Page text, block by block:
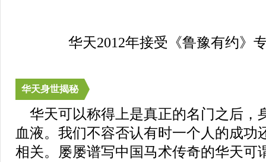
华天2012年接受《鲁豫有约》
华天身世揭秘
华天可以称得上是真正的名门之后，
血液。我们不容否认有时一个人的成功
相关。屡屡谱写中国马术传奇的华天可